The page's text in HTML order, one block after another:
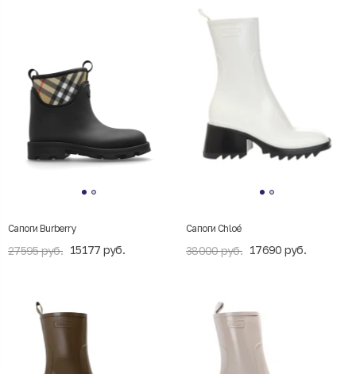
Сапоги Burberry
27595 руб. 15177 руб.
Сапоги Chloé
38000 руб. 17690 руб.